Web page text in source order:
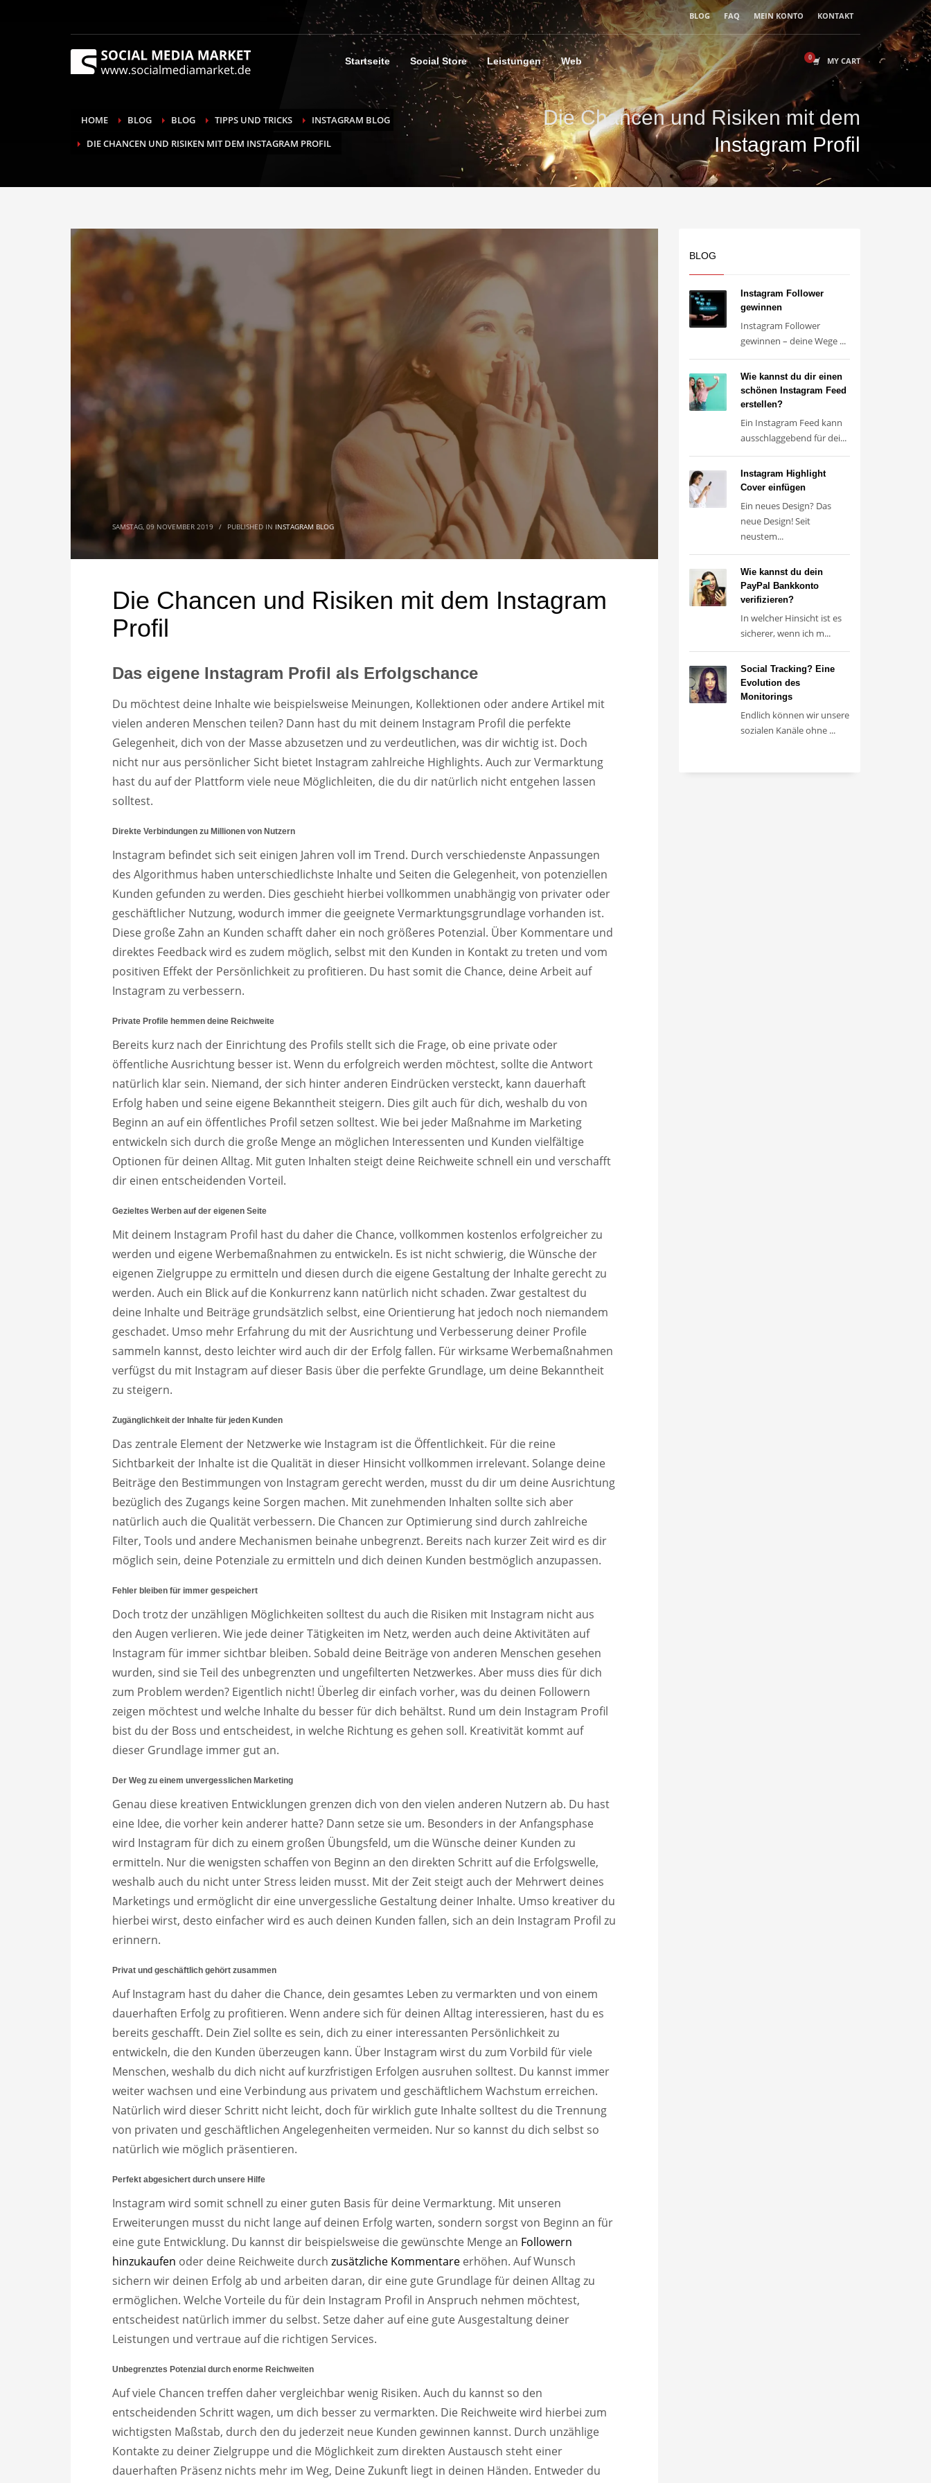
BLOG FAQ MEIN KONTO KONTAKT
Startseite Social Store Leistungen Web MY CART
HOME BLOG BLOG TIPPS UND TRICKS
INSTAGRAM BLOG
DIE CHANCEN UND RISIKEN MIT DEM INSTAGRAM PROFIL
Die Chancen und Risiken mit dem
Instagram Profil
SAMSTAG, 09 NOVEMBER 2019 / PUBLISHED IN INSTAGRAM BLOG
Die Chancen und Risiken mit dem Instagram
Profil
Das eigene Instagram Profil als Erfolgschance
Du möchtest deine Inhalte wie beispielsweise Meinungen, Kollektionen oder andere Artikel mit
vielen anderen Menschen teilen? Dann hast du mit deinem Instagram Profil die perfekte
Gelegenheit, dich von der Masse abzusetzen und zu verdeutlichen, was dir wichtig ist. Doch
nicht nur aus persönlicher Sicht bietet Instagram zahlreiche Highlights. Auch zur Vermarktung
hast du auf der Plattform viele neue Möglichleiten, die du dir natürlich nicht entgehen lassen
solltest.
Direkte Verbindungen zu Millionen von Nutzern
Instagram befindet sich seit einigen Jahren voll im Trend. Durch verschiedenste Anpassungen
des Algorithmus haben unterschiedlichste Inhalte und Seiten die Gelegenheit, von potenziellen
Kunden gefunden zu werden. Dies geschieht hierbei vollkommen unabhängig von privater oder
geschäftlicher Nutzung, wodurch immer die geeignete Vermarktungsgrundlage vorhanden ist.
Diese große Zahn an Kunden schafft daher ein noch größeres Potenzial. Über Kommentare und
direktes Feedback wird es zudem möglich, selbst mit den Kunden in Kontakt zu treten und vom
positiven Effekt der Persönlichkeit zu profitieren. Du hast somit die Chance, deine Arbeit auf
Instagram zu verbessern.
Private Profile hemmen deine Reichweite
Bereits kurz nach der Einrichtung des Profils stellt sich die Frage, ob eine private oder
öffentliche Ausrichtung besser ist. Wenn du erfolgreich werden möchtest, sollte die Antwort
natürlich klar sein. Niemand, der sich hinter anderen Eindrücken versteckt, kann dauerhaft
Erfolg haben und seine eigene Bekanntheit steigern. Dies gilt auch für dich, weshalb du von
Beginn an auf ein öffentliches Profil setzen solltest. Wie bei jeder Maßnahme im Marketing
entwickeln sich durch die große Menge an möglichen Interessenten und Kunden vielfältige
Optionen für deinen Alltag. Mit guten Inhalten steigt deine Reichweite schnell ein und verschafft
dir einen entscheidenden Vorteil.
Gezieltes Werben auf der eigenen Seite
Mit deinem Instagram Profil hast du daher die Chance, vollkommen kostenlos erfolgreicher zu
werden und eigene Werbemaßnahmen zu entwickeln. Es ist nicht schwierig, die Wünsche der
eigenen Zielgruppe zu ermitteln und diesen durch die eigene Gestaltung der Inhalte gerecht zu
werden. Auch ein Blick auf die Konkurrenz kann natürlich nicht schaden. Zwar gestaltest du
deine Inhalte und Beiträge grundsätzlich selbst, eine Orientierung hat jedoch noch niemandem
geschadet. Umso mehr Erfahrung du mit der Ausrichtung und Verbesserung deiner Profile
sammeln kannst, desto leichter wird auch dir der Erfolg fallen. Für wirksame Werbemaßnahmen
verfügst du mit Instagram auf dieser Basis über die perfekte Grundlage, um deine Bekanntheit
zu steigern.
Zugänglichkeit der Inhalte für jeden Kunden
Das zentrale Element der Netzwerke wie Instagram ist die Öffentlichkeit. Für die reine
Sichtbarkeit der Inhalte ist die Qualität in dieser Hinsicht vollkommen irrelevant. Solange deine
Beiträge den Bestimmungen von Instagram gerecht werden, musst du dir um deine Ausrichtung
bezüglich des Zugangs keine Sorgen machen. Mit zunehmenden Inhalten sollte sich aber
natürlich auch die Qualität verbessern. Die Chancen zur Optimierung sind durch zahlreiche
Filter, Tools und andere Mechanismen beinahe unbegrenzt. Bereits nach kurzer Zeit wird es dir
möglich sein, deine Potenziale zu ermitteln und dich deinen Kunden bestmöglich anzupassen.
Fehler bleiben für immer gespeichert
Doch trotz der unzähligen Möglichkeiten solltest du auch die Risiken mit Instagram nicht aus
den Augen verlieren. Wie jede deiner Tätigkeiten im Netz, werden auch deine Aktivitäten auf
Instagram für immer sichtbar bleiben. Sobald deine Beiträge von anderen Menschen gesehen
wurden, sind sie Teil des unbegrenzten und ungefilterten Netzwerkes. Aber muss dies für dich
zum Problem werden? Eigentlich nicht! Überleg dir einfach vorher, was du deinen Followern
zeigen möchtest und welche Inhalte du besser für dich behältst. Rund um dein Instagram Profil
bist du der Boss und entscheidest, in welche Richtung es gehen soll. Kreativität kommt auf
dieser Grundlage immer gut an.
Der Weg zu einem unvergesslichen Marketing
Genau diese kreativen Entwicklungen grenzen dich von den vielen anderen Nutzern ab. Du hast
eine Idee, die vorher kein anderer hatte? Dann setze sie um. Besonders in der Anfangsphase
wird Instagram für dich zu einem großen Übungsfeld, um die Wünsche deiner Kunden zu
ermitteln. Nur die wenigsten schaffen von Beginn an den direkten Schritt auf die Erfolgswelle,
weshalb auch du nicht unter Stress leiden musst. Mit der Zeit steigt auch der Mehrwert deines
Marketings und ermöglicht dir eine unvergessliche Gestaltung deiner Inhalte. Umso kreativer du
hierbei wirst, desto einfacher wird es auch deinen Kunden fallen, sich an dein Instagram Profil zu
erinnern.
Privat und geschäftlich gehört zusammen
Auf Instagram hast du daher die Chance, dein gesamtes Leben zu vermarkten und von einem
dauerhaften Erfolg zu profitieren. Wenn andere sich für deinen Alltag interessieren, hast du es
bereits geschafft. Dein Ziel sollte es sein, dich zu einer interessanten Persönlichkeit zu
entwickeln, die den Kunden überzeugen kann. Über Instagram wirst du zum Vorbild für viele
Menschen, weshalb du dich nicht auf kurzfristigen Erfolgen ausruhen solltest. Du kannst immer
weiter wachsen und eine Verbindung aus privatem und geschäftlichem Wachstum erreichen.
Natürlich wird dieser Schritt nicht leicht, doch für wirklich gute Inhalte solltest du die Trennung
von privaten und geschäftlichen Angelegenheiten vermeiden. Nur so kannst du dich selbst so
natürlich wie möglich präsentieren.
Perfekt abgesichert durch unsere Hilfe
Instagram wird somit schnell zu einer guten Basis für deine Vermarktung. Mit unseren
Erweiterungen musst du nicht lange auf deinen Erfolg warten, sondern sorgst von Beginn an für
eine gute Entwicklung. Du kannst dir beispielsweise die gewünschte Menge an Followern
hinzukaufen oder deine Reichweite durch zusätzliche Kommentare erhöhen. Auf Wunsch
sichern wir deinen Erfolg ab und arbeiten daran, dir eine gute Grundlage für deinen Alltag zu
ermöglichen. Welche Vorteile du für dein Instagram Profil in Anspruch nehmen möchtest,
entscheidest natürlich immer du selbst. Setze daher auf eine gute Ausgestaltung deiner
Leistungen und vertraue auf die richtigen Services.
Unbegrenztes Potenzial durch enorme Reichweiten
Auf viele Chancen treffen daher vergleichbar wenig Risiken. Auch du kannst so den
entscheidenden Schritt wagen, um dich besser zu vermarkten. Die Reichweite wird hierbei zum
wichtigsten Maßstab, durch den du jederzeit neue Kunden gewinnen kannst. Durch unzählige
Kontakte zu deiner Zielgruppe und die Möglichkeit zum direkten Austausch steht einer
dauerhaften Präsenz nichts mehr im Weg, Deine Zukunft liegt in deinen Händen. Entweder du
BLOG
Instagram Follower
gewinnen
Instagram Follower
gewinnen – deine Wege ...
Wie kannst du dir einen
schönen Instagram Feed
erstellen?
Ein Instagram Feed kann
ausschlaggebend für dei...
Instagram Highlight
Cover einfügen
Ein neues Design? Das
neue Design! Seit
neustem...
Wie kannst du dein
PayPal Bankkonto
verifizieren?
In welcher Hinsicht ist es
sicherer, wenn ich m...
Social Tracking? Eine
Evolution des
Monitorings
Endlich können wir unsere
sozialen Kanäle ohne ...